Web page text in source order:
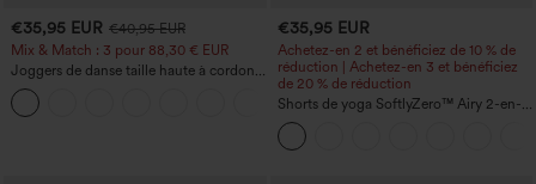
€35,95 EUR €40,95 EUR
Mix & Match : 3 pour 88,30 € EUR
Joggers de danse taille haute à cordon,
effet froncé, coupe fuselée, à séchage
rapide et toucher frais, avec poches —
UPF40+
€35,95 EUR
Achetez-en 2 et bénéficiez de 10 % de
réduction | Achetez-en 3 et bénéficiez
de 20 % de réduction
Shorts de yoga SoftlyZero™ Airy 2-en-1
InstantCool, super taille haute, 7" avec
poches